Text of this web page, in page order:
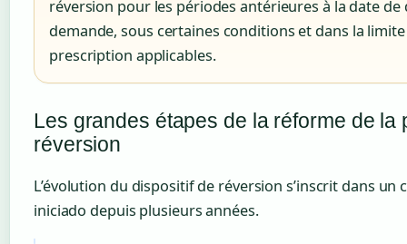
réversion pour les périodes antérieures à la date de
demande, sous certaines conditions et dans la
prescription applicables.
Les grandes étapes de la réforme de la
réversion
L’évolution du dispositif de réversion s’inscrit dans
iniciado depuis plusieurs années.